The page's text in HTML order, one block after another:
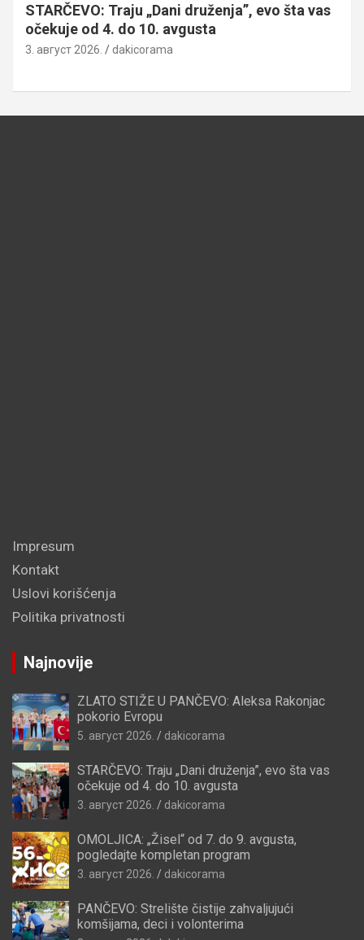
STARČEVO: Traju „Dani druženja”, evo šta vas
očekuje od 4. do 10. avgusta
3. август 2026. dakicorama
Impresum
Kontakt
Uslovi korišćenja
Politika privatnosti
Najnovije
ZLATO STIŽE U PANČEVO: Aleksa Rakonjac
pokorio Evropu
5. август 2026. dakicorama
STARČEVO: Traju „Dani druženja”, evo šta vas
očekuje od 4. do 10. avgusta
3. август 2026. dakicorama
OMOLJICA: „Žisel“ od 7. do 9. avgusta,
pogledajte kompletan program
3. август 2026. dakicorama
PANČEVO: Strelište čistije zahvaljujući
komšijama, deci i volonterima